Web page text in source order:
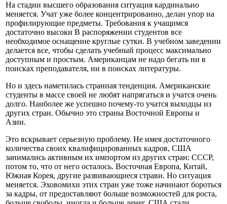
На стадии высшего образования ситуация кардинально
меняется. Учат уже более концентрированно, делан упор на
профилирующие предметы. Требования к учащимся
достаточно высоки В распоряжении студентов все
необходимое оснащение круглые сутки. В учебном заведении
делается все, чтобы сделать учебный процесс максимально
доступным и простым. Американцам не надо бегать ни в
поисках преподавателя, ни в поисках литературы.
Но и здесь наметилась странная тенденция. Американские
студенты в массе своей не любят напрягаться и учатся очень
долго. Наиболее же успешно почему-то учатся выходцы из
других стран. Обычно это страны Восточной Европы и
Азии.
Это вскрывает серьезную проблему. Не имея достаточного
количества своих квалифицированных кадров, США
занимались активным их импортом из других стран: СССР,
потом то, что от него осталось. Восточная Европа, Китай,
Южная Корея, другие развивающиеся страви. Но ситуация
меняется. Эховомихи этих стран уже тоже начинают бороться
за кадры, от предоставляют больше возможностей для роста,